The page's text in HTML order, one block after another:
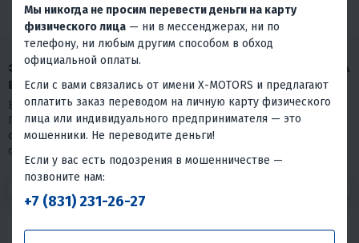
ЗАПОЛНИТЕ АНКЕТУ, ЧТОБЫ ОТКЛИКНУТЬСЯ НА
ВАКАНСИЮ
Благодарим Вас за проявленный интерес к нашей компании.
Просим пройти короткий тест. Пожалуйста, отнеситесь к нему
серьезно, так как в нашем выборе мы на 80% будем
основываться на его результаты.
Имя: *
Мы никогда не просим перевести деньги на карту
физического лица — ни в мессенджерах, ни по
телефону, ни любым другим способом в обход
официальной оплаты.
Если с вами связались от имени X-MOTORS и предлагают
оплатить заказ переводом на личную карту физического
лица или индивидуального предпринимателя — это
мошенники. Не переводите деньги!
Если у вас есть подозрения в мошенничестве —
позвоните нам:
+7 (831) 231-26-27